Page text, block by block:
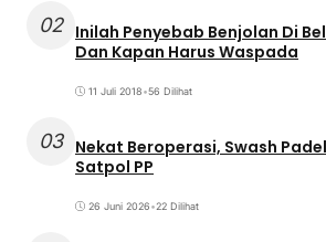
02 Inilah Penyebab Benjolan Di
Dan Kapan Harus Waspada
11 Juli 2018•56 Dilihat
03 Nekat Beroperasi, Swash
Satpol PP
26 Juni 2026•22 Dilihat